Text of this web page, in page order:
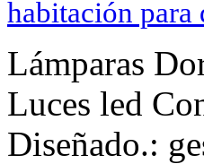
habitación
Lámparas
Luces led
Diseñado.: